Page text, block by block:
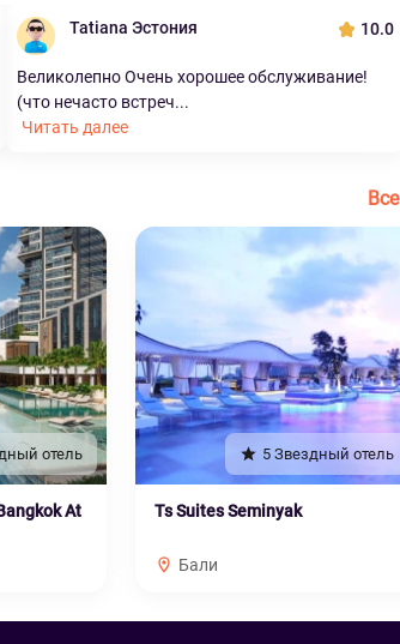
Tatiana Эстония 10.0
Великолепно Очень хорошее обслуживание!
(что нечасто встреч...
Читать далее
Все
отель
At
5 Звездный отель
Ts Suites Seminyak
Бали